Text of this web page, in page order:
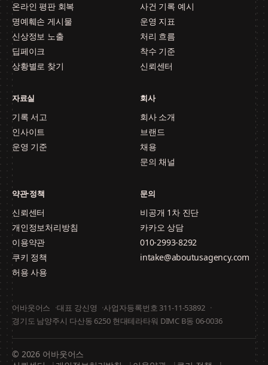
온라인 평판 회복
명예훼손 게시물
신상정보 노출
딥페이크
상황별로 찾기
사건 기록 예시
운영 지표
처리 흐름
착수 기준
신뢰센터
자료실
기록 서고
인사이트
운영 기준
회사
회사 소개
브랜드
채용
문의 채널
약관·정책
신뢰센터
개인정보처리방침
이용약관
쿠키 정책
허용 사용
문의
비공개 1차 진단
카카오 상담
010-2993-8292
intake@aboutusagency.com
어바웃어스 대표 강신영
사업자등록번호 311-11-53892
경기도 남양주시 다산동 6250 현대테라타워 DIMC B동 06-0036
© 2026 어바웃어스